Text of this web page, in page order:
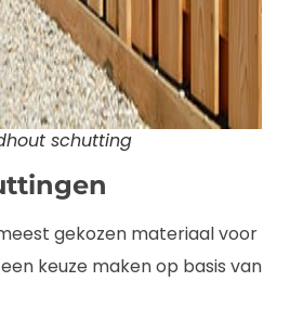
schutting
gekozen materiaal voor
keuze maken op basis van